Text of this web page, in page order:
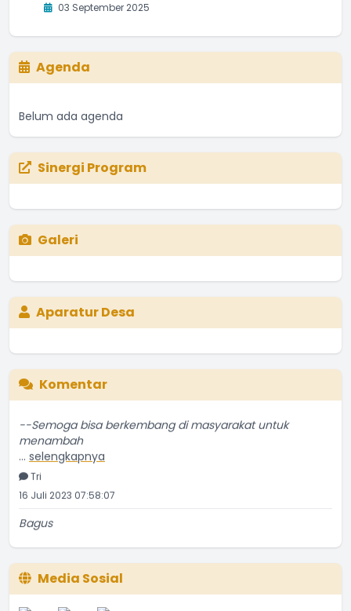
03 September 2025
Agenda
Belum ada agenda
Sinergi Program
Galeri
Aparatur Desa
Komentar
menambah
...selengkapnya
Tri
...selengkapnya
Etti Sunar
Bagus
Media Sosial